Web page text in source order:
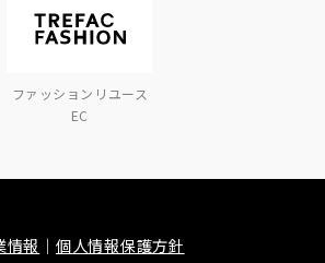
ファッションリユース
EC
情報 個人情報保護方針